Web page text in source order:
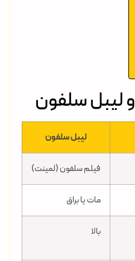
لیبل سلفون
فیلم سلفون (لمینت)
مات یا براق
بالا